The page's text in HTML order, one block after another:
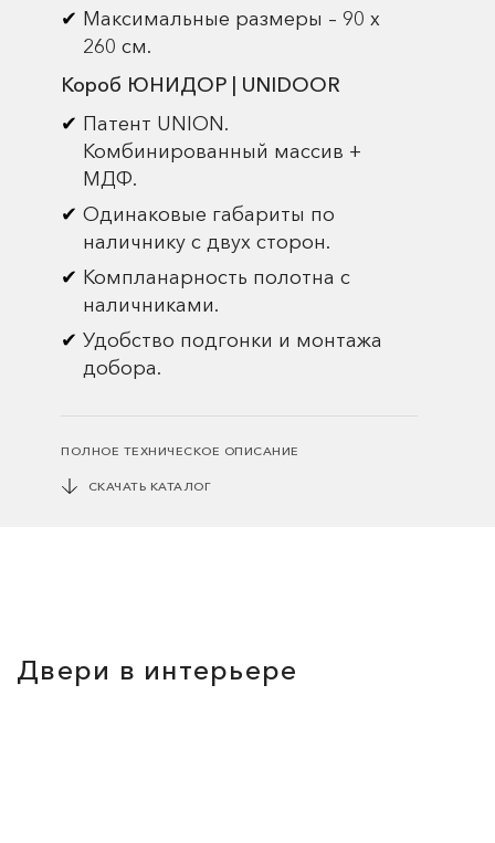
Максимальные размеры – 90 х
260 см.
Короб ЮНИДОР | UNIDOOR
Патент UNION.
Комбинированный массив +
МДФ.
Одинаковые габариты по
наличнику с двух сторон.
Компланарность полотна с
наличниками.
Удобство подгонки и монтажа
добора.
ПОЛНОЕ ТЕХНИЧЕСКОЕ ОПИСАНИЕ
СКАЧАТЬ КАТАЛОГ
Двери в интерьере